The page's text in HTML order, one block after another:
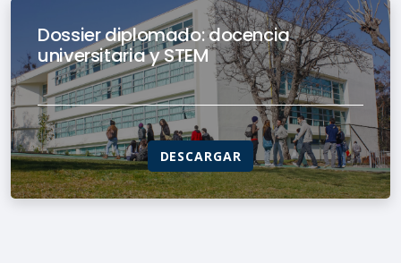
Dossier diplomado: docencia
universitaria y STEM
DESCARGAR